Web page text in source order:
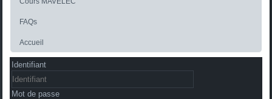
FAQs
Accueil
Identifiant
Mot de passe